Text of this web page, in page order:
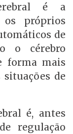
é a
os próprios
de
o cérebro
forma mais
de
é, antes
regulação